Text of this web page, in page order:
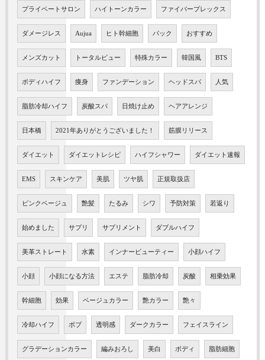
プライベートサロン ハイトーンカラー ファイバープレックス
ダメージレス Aujua ヒト幹細胞 パック おすすめ
メンズカット トータルビュー 特殊カラー 韓国風 BTS
ボディハイフ 痩身 ファンデーション ヘッドスパ 人気
脂肪冷却ハイフ 炭酸スパ 日焼け止め ヘアアレンジ
日本橋 2021年ありがとうございました！ 筋膜リリース
ダイエット ダイエットレシピ ハイフシャワー ダイエット速報
EMS スキンケア 美肌 ツヤ肌 正規取扱店
ピンクベージュ 艶髪 たるみ シワ 予防対策 若返り
始めました サプリ サプリメント ダブルハイフ
美革ストレート 水素 インナービューティー 小顔ハイフ
小顔 小顔になる方法 エステ 脂肪冷却 炭酸 相乗効果
幹細胞 効果 ベージュカラー 艶カラー 艶々
冷却ハイフ ボブ 透明感 ダークカラー フェイスライン
グラデーションカラー 編みおろし 美白 ボディ 脂肪細胞